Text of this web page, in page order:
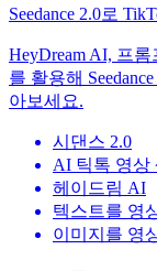
Seedance 2.0로
HeyDream AI, 프
를 활용해
아보세요.
시댄스 2.0
AI 틱톡 영상
헤이드림 AI
텍스트를 영
이미지를 영